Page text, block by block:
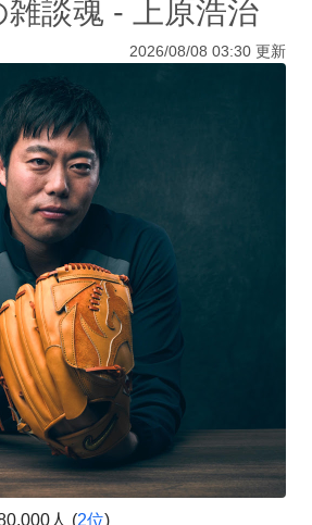
雑談魂 - 上原浩治
2026/08/08 03:30 更新
人 (2位)